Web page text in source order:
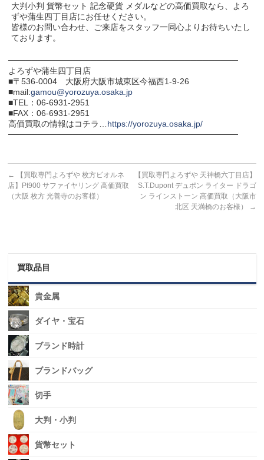
大判小判 貨幣セット 記念硬貨 メダルなどの高価買取なら、よろ
ずや蒲生四丁目店にお任せください。
皆様のお問い合わせ、ご来店をスタッフ一同心よりお待ちいたし
ております。
───────────────────────────────────────
よろずや蒲生四丁目店
■〒536-0004 大阪府大阪市城東区今福西1-9-26
■mail:gamou@yorozuya.osaka.jp
■TEL：06-6931-2951
■FAX：06-6931-2951
高価買取の情報はコチラ… https://yorozuya.osaka.jp/
───────────────────────────────────────
←
【買取専門よろずや 枚方ビオルネ
店】Pt900 サファイヤリング 高価買取
（大阪 枚方 光善寺のお客様）
【買取専門よろずや 天神橋六丁目店】
S.T.Dupont デュポン ライター ドラゴ
ン ラインストーン 高価買取（大阪市
北区 天満橋のお客様）
→
買取品目
貴金属
ダイヤ・宝石
ブランド時計
ブランドバッグ
切手
大判・小判
貨幣セット